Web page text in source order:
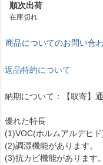
順次出荷
在庫切れ
商品についてのお問い合
返品特約について
納期について：【取寄】
優れた特長
(1)VOC(ホルムアルデヒド
(2)調湿機能があります。
(3)抗カビ機能があります。